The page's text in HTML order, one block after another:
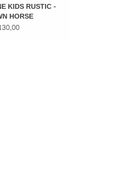
KIDS RUSTIC -
HORSE